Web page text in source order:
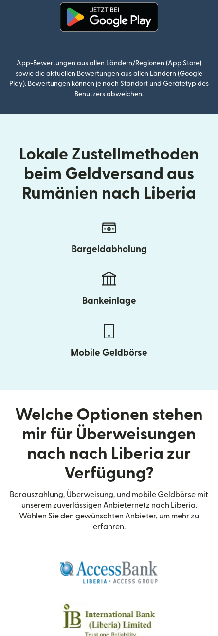
App-Bewertungen aus allen Ländern/Regionen (App Store)
sowie die aktuellen Bewertungen aus allen Ländern (Google
Play). Bewertungen können je nach Standort und Gerätetyp des
Benutzers abweichen.
Lokale Zustellmethoden
beim Geldversand aus
Rumänien nach Liberia
Bargeldabholung
Bankeinlage
Mobile Geldbörse
Welche Optionen stehen
mir für Überweisungen
nach nach Liberia zur
Verfügung?
Barauszahlung, Überweisung, und mobile Geldbörse mit
unserem zuverlässigen Anbieternetz nach Liberia.
Wählen Sie den gewünschten Anbieter, um mehr zu
erfahren.